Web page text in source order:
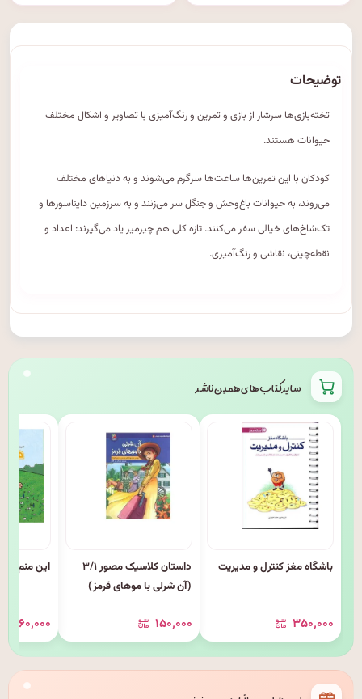
توضیحات
تخته‌بازی‌ها سرشار از بازی و تمرین و رنگ‌آمیزی با تصاویر و اشکال مختلف
حیوانات هستند.
کودکان با این تمرین‌ها ساعت‌ها سرگرم می‌شوند و به دنیاهای مختلف
می‌روند، به حیوانات باغ‌وحش و جنگل سر می‌زنند و به سرزمین دایناسورها و
تک‌شاخ‌های خیالی سفر می‌کنند. تازه کلی هم چیزمیز یاد می‌گیرند: اعداد و
نقطه‌چینی، نقاشی و رنگ‌آمیزی.
سایر کتاب های همین ناشر
باشگاه مغز کنترل و مدیریت
۳۵۰٬۰۰۰
داستان کلاسیک مصور ۳/۱
(آن شرلی با موهای قرمز)
۱۵۰٬۰۰۰
این منم
۱۶۰٬۰۰۰